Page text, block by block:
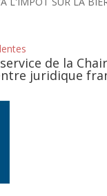
de la
juridique